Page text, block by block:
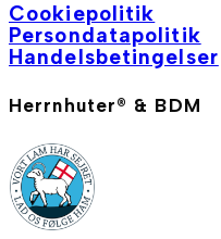
Cookiepolitik
Persondatapolitik
Handelsbetingelser
Herrnhuter® & BDM